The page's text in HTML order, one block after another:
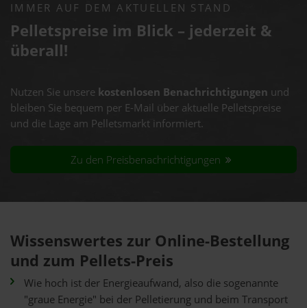
IMMER AUF DEM AKTUELLEN STAND
Pelletspreise im Blick – jederzeit &
überall!
Nutzen Sie unsere kostenlosen Benachrichtigungen und
bleiben Sie bequem per E-Mail über aktuelle Pelletspreise
und die Lage am Pelletsmarkt informiert.
Zu den Preisbenachrichtigungen
Wissenswertes zur Online-Bestellung
und zum Pellets-Preis
Wie hoch ist der Energieaufwand, also die sogenannte
"graue Energie" bei der Pelletierung und beim Transport